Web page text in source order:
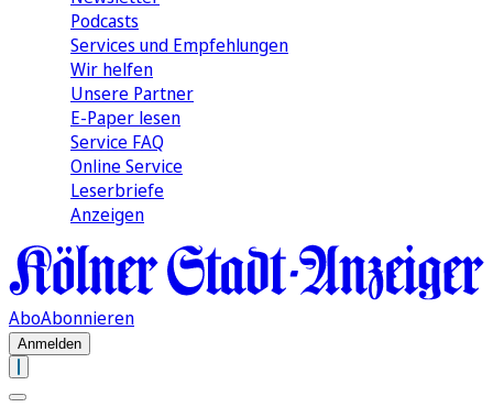
Podcasts
Services und Empfehlungen
Wir helfen
Unsere Partner
E-Paper lesen
Service FAQ
Online Service
Leserbriefe
Anzeigen
AboAbonnieren
Anmelden